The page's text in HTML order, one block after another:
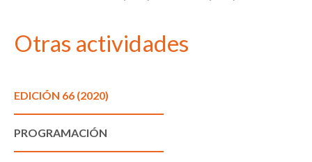
Otras actividades
EDICIÓN 66 (2020)
PROGRAMACIÓN